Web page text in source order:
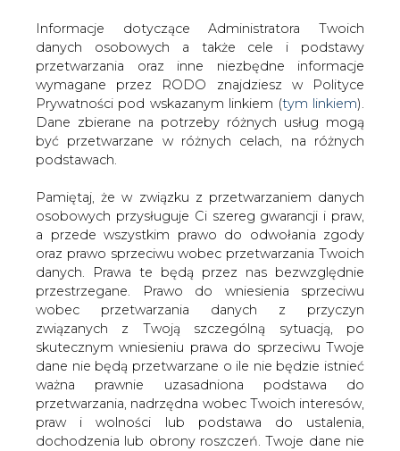
Informacje dotyczące Administratora Twoich
danych osobowych a także cele i podstawy
przetwarzania oraz inne niezbędne informacje
wymagane przez RODO znajdziesz w Polityce
Prywatności pod wskazanym linkiem (tym linkiem).
Dane zbierane na potrzeby różnych usług mogą
być przetwarzane w różnych celach, na różnych
podstawach.
Pamiętaj, że w związku z przetwarzaniem danych
osobowych przysługuje Ci szereg gwarancji i praw,
a przede wszystkim prawo do odwołania zgody
oraz prawo sprzeciwu wobec przetwarzania Twoich
danych. Prawa te będą przez nas bezwzględnie
przestrzegane. Prawo do wniesienia sprzeciwu
wobec przetwarzania danych z przyczyn
związanych z Twoją szczególną sytuacją, po
skutecznym wniesieniu prawa do sprzeciwu Twoje
dane nie będą przetwarzane o ile nie będzie istnieć
ważna prawnie uzasadniona podstawa do
przetwarzania, nadrzędna wobec Twoich interesów,
praw i wolności lub podstawa do ustalenia,
dochodzenia lub obrony roszczeń. Twoje dane nie
2022-09-24 06:30
drukuj
skomentuj
udostępnij:
MAP przedstawi rozwiązania dla
samorządów i instytucji wrażliwych